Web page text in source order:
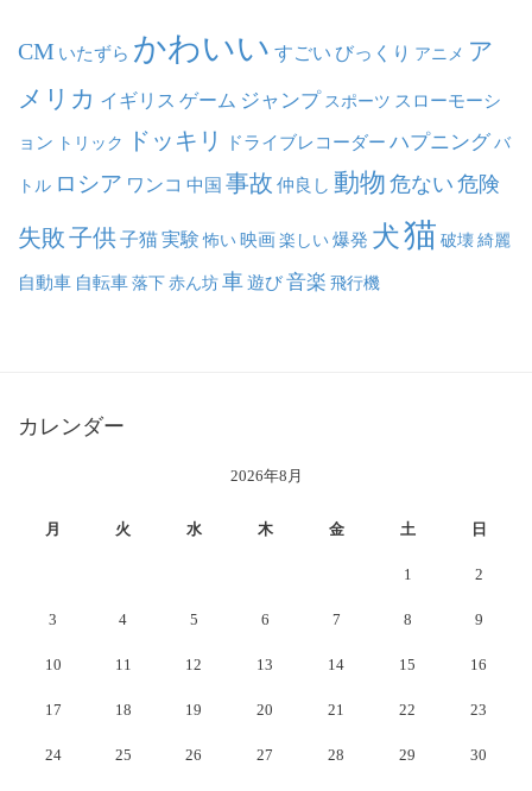
CM いたずら かわいい すごい びっくり アニメ ア
メリカ イギリス ゲーム ジャンプ スポーツ スローモーシ
ョン トリック ドッキリ ドライブレコーダー ハプニング バ
トル ロシア ワンコ 中国 事故 仲良し 動物 危ない 危険
失敗子供子猫実験 怖い映画楽しい爆発 犬猫 破壊綺麗
自動車 自転車落下赤ん坊車遊び音楽 飛行機
カレンダー
2026年8月
月 火 水 木 金 土 日
1 2
3 4 5 6 7 8 9
10 11 12 13 14 15 16
17 18 19 20 21 22 23
24 25 26 27 28 29 30